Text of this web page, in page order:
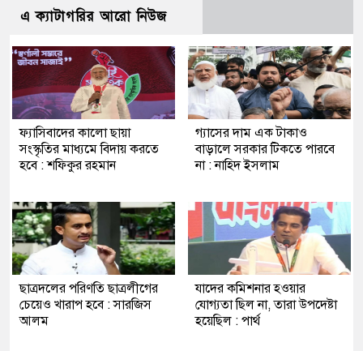
এ ক্যাটাগরির আরো নিউজ
ফ্যাসিবাদের কালো ছায়া
সংস্কৃতির মাধ্যমে বিদায় করতে
হবে : শফিকুর রহমান
গ্যাসের দাম এক টাকাও
বাড়ালে সরকার টিকতে পারবে
না : নাহিদ ইসলাম
ছাত্রদলের পরিণতি ছাত্রলীগের
চেয়েও খারাপ হবে : সারজিস
আলম
যাদের কমিশনার হওয়ার
যোগ্যতা ছিল না, তারা উপদেষ্টা
হয়েছিল : পার্থ